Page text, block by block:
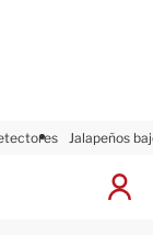
Jalapeños
I